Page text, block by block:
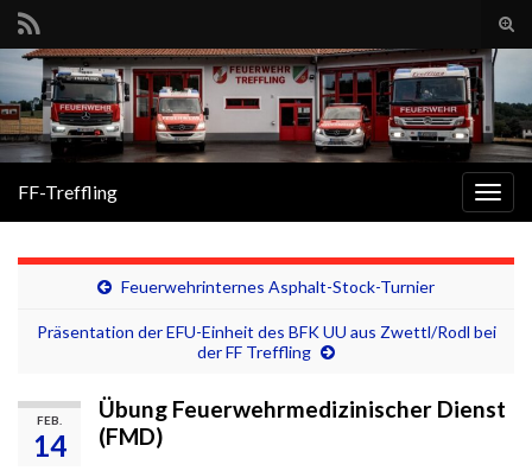
Search for:
FF-Treffling
Feuerwehrinternes Asphalt-Stock-Turnier
Präsentation der EFU-Einheit des BFK UU aus Zwettl/Rodl bei
der FF Treffling
FEB.
14
Übung Feuerwehrmedizinischer Dienst
(FMD)